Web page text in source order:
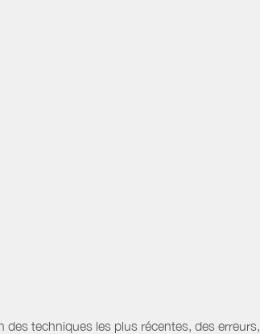
des techniques les plus récentes, des erreurs,